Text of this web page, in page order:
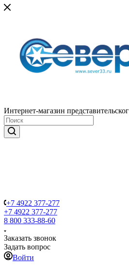
Интернет-магазин
+7 4922 377-277
+7 4922 377-277
8 800 333-88-60
Заказать звонок
Задать вопрос
Войти